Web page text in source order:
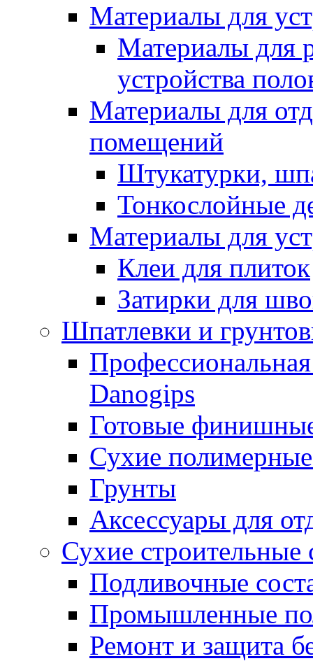
Материалы для
Материалы для
устройства
Материалы для
помещений
Штукатурки,
Тонкослойные
Материалы для
Клеи для плиток
Затирки для
Шпатлевки и
Danogips
Готовые
Сухие
Грунты
Аксессуары для
Сухие строительные
Подливочные
Промышленные
Ремонт и защита